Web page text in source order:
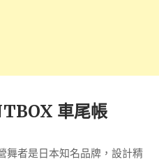
車尾帳
舞者是日本知名品牌，設計精